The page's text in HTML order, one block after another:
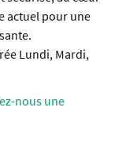
actuel pour une
Lundi, Mardi,
nous une